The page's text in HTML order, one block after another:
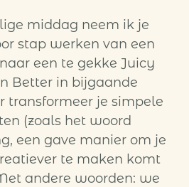
middag neem ik je
stap werken van een
een te gekke Juicy
Better in bijgaande
transformeer je simpele
(zoals het woord
een gave manier om je
te maken komt
andere woorden: we